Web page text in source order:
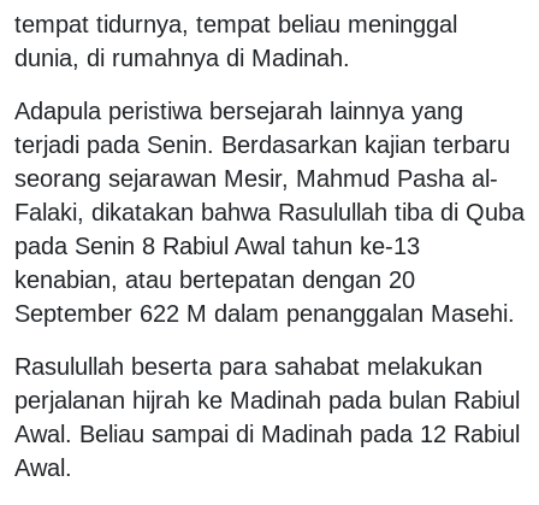
tempat tidurnya, tempat beliau meninggal
dunia, di rumahnya di Madinah.
Adapula peristiwa bersejarah lainnya yang
terjadi pada Senin. Berdasarkan kajian terbaru
seorang sejarawan Mesir, Mahmud Pasha al-
Falaki, dikatakan bahwa Rasulullah tiba di Quba
pada Senin 8 Rabiul Awal tahun ke-13
kenabian, atau bertepatan dengan 20
September 622 M dalam penanggalan Masehi.
Rasulullah beserta para sahabat melakukan
perjalanan hijrah ke Madinah pada bulan Rabiul
Awal. Beliau sampai di Madinah pada 12 Rabiul
Awal.